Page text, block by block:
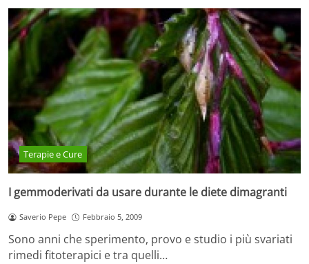
Terapie e Cure
I gemmoderivati da usare durante le diete dimagranti
Saverio Pepe Febbraio 5, 2009
Sono anni che sperimento, provo e studio i più svariati
rimedi fitoterapici e tra quelli…